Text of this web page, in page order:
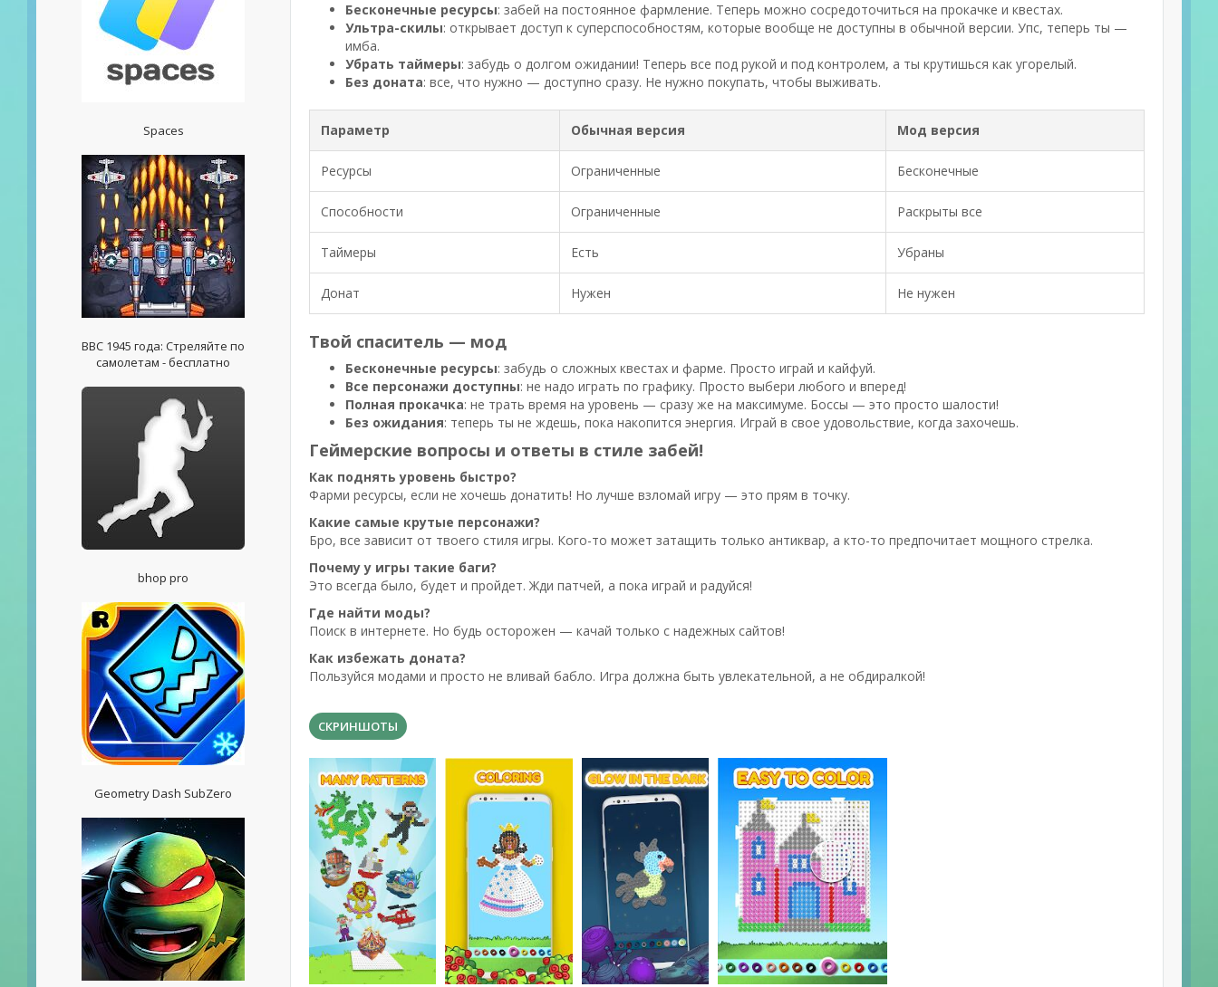
Spaces
ВВС 1945 года: Стреляйте по
самолетам - бесплатно
bhop pro
Geometry Dash SubZero
Бесконечные ресурсы: забей на постоянное фармление. Теперь можно сосредоточиться на прокачке и квестах.
Ультра-скилы: открывает доступ к суперспособностям, которые вообще не доступны в обычной версии. Упс, теперь ты —
имба.
Убрать таймеры: забудь о долгом ожидании! Теперь все под рукой и под контролем, а ты крутишься как угорелый.
Без доната: все, что нужно — доступно сразу. Не нужно покупать, чтобы выживать.
Параметр Обычная версия Мод версия
Ресурсы Ограниченные Бесконечные
Способности Ограниченные Раскрыты все
Таймеры Есть Убраны
Донат Нужен Не нужен
Твой спаситель — мод
Бесконечные ресурсы: забудь о сложных квестах и фарме. Просто играй и кайфуй.
Все персонажи доступны: не надо играть по графику. Просто выбери любого и вперед!
Полная прокачка: не трать время на уровень — сразу же на максимуме. Боссы — это просто шалости!
Без ожидания: теперь ты не ждешь, пока накопится энергия. Играй в свое удовольствие, когда захочешь.
Геймерские вопросы и ответы в стиле забей!
Как поднять уровень быстро?
Фарми ресурсы, если не хочешь донатить! Но лучше взломай игру — это прям в точку.
Какие самые крутые персонажи?
Бро, все зависит от твоего стиля игры. Кого-то может затащить только антиквар, а кто-то предпочитает мощного стрелка.
Почему у игры такие баги?
Это всегда было, будет и пройдет. Жди патчей, а пока играй и радуйся!
Где найти моды?
Поиск в интернете. Но будь осторожен — качай только с надежных сайтов!
Как избежать доната?
Пользуйся модами и просто не вливай бабло. Игра должна быть увлекательной, а не обдиралкой!
СКРИНШОТЫ